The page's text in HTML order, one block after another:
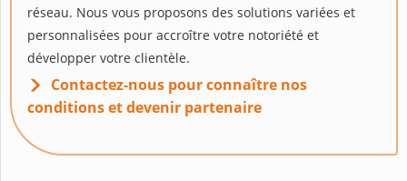
réseau. Nous vous proposons des solutions variées et
personnalisées pour accroître votre notoriété et
développer votre clientèle.
Contactez-nous pour connaître nos
conditions et devenir partenaire